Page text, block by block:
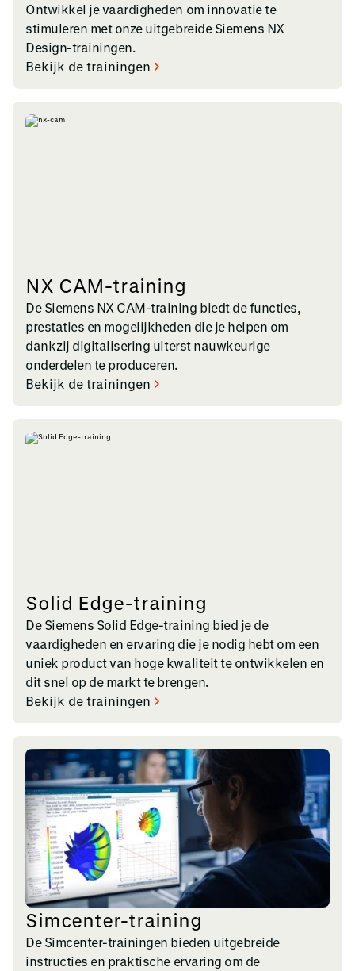
Ontwikkel je vaardigheden om innovatie te
stimuleren met onze uitgebreide Siemens NX
Design-trainingen.
Bekijk de trainingen
NX CAM-training
De Siemens NX CAM-training biedt de functies,
prestaties en mogelijkheden die je helpen om
dankzij digitalisering uiterst nauwkeurige
onderdelen te produceren.
Bekijk de trainingen
Solid Edge-training
De Siemens Solid Edge-training bied je de
vaardigheden en ervaring die je nodig hebt om een
uniek product van hoge kwaliteit te ontwikkelen en
dit snel op de markt te brengen.
Bekijk de trainingen
Simcenter-training
De Simcenter-trainingen bieden uitgebreide
instructies en praktische ervaring om de